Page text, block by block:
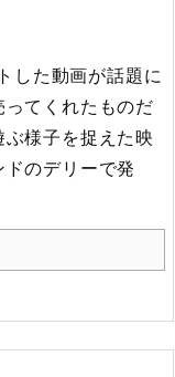
した動画が話題に
てくれたものだ
様子を捉えた映
のデリーで発